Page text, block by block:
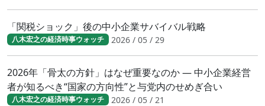
「関税ショック」後の中小企業サバイバル戦略
八木宏之の経済時事ウォッチ 2026 / 05 / 29
2026年「骨太の方針」はなぜ重要なのか ― 中小企業経営
者が知るべき“国家の方向性”と与党内のせめぎ合い
八木宏之の経済時事ウォッチ 2026 / 05 / 21